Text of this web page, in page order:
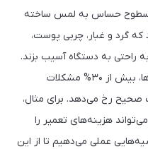
(تا 8192 سطح) و سطوح حساس به لمس ساخته
گرد و غبار، چربی پوست،
راحتی به دستگاه آسیب بزند.
طبق آمارهای منتشر شده از سوی برندها، بیش از ۳۰% مشکلات
صحیح رخ می‌دهد. برای مثال،
هزینه‌های تعمیر را
عملی می‌دهیم تا از این